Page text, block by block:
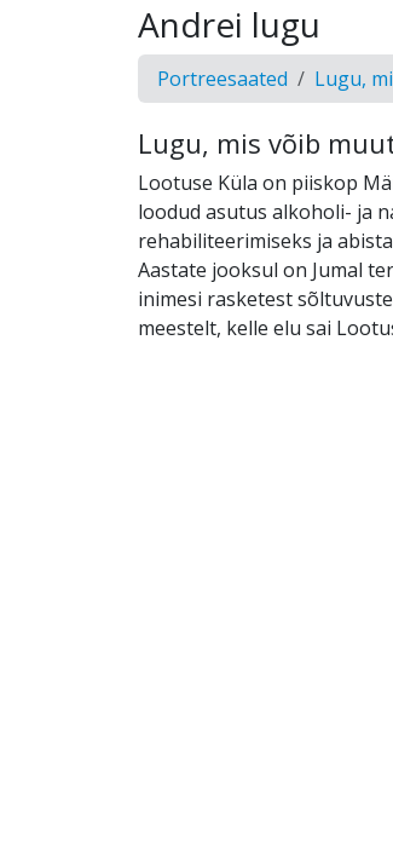
Andrei lugu
Portreesaated Lugu,
Lugu, mis võib
Lootuse Küla on piiskop
loodud asutus alkoholi- ja
rehabiliteerimiseks ja
Aastate jooksul on Jumal
inimesi rasketest
meestelt, kelle elu sai